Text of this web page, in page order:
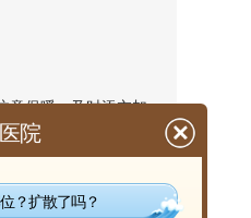
保暖。及时添衣加
活动时，要做好防
院
？扩散了吗？